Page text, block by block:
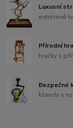
Luxusní
extrémně
Přírodní
hračky s
Bezpečné
kšandy s